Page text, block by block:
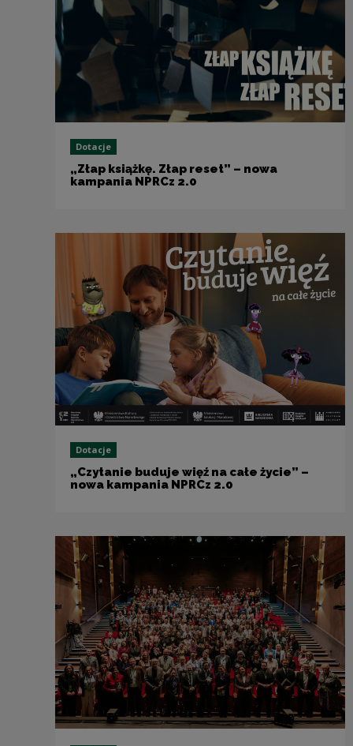
Dotacje
„Złap książkę. Złap reset” – nowa
kampania NPRCz 2.0
Dotacje
„Czytanie buduje więź na całe życie” –
nowa kampania NPRCz 2.0